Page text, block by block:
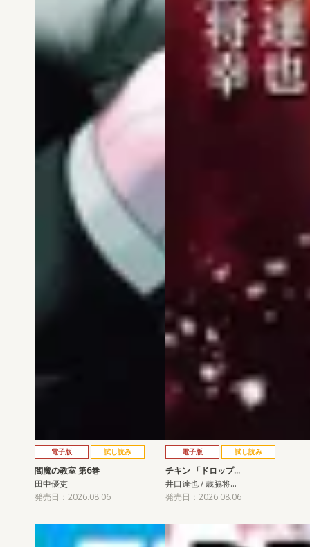
電子版 試し読み
閻魔の教室 第6巻
田中優吏
発売日：2026.08.06
電子版 試し読み
チキン 「ドロップ…
井口達也 / 歳脇将…
発売日：2026.08.06